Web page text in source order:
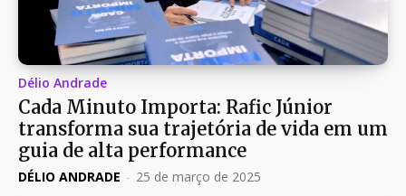
Délio Andrade
Cada Minuto Importa: Rafic Júnior
transforma sua trajetória de vida em um
guia de alta performance
DÉLIO ANDRADE - 25 de março de 2025